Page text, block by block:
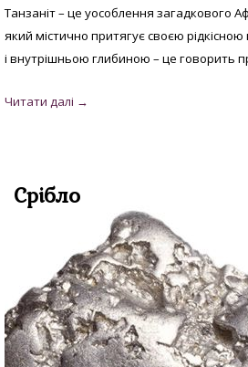
Танзаніт – це уособлення загадкового
який містично притягує своєю
і внутрішньою глибиною – це говорить
Срібло